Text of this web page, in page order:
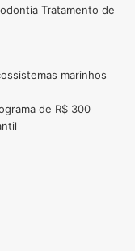
Tratamento de
marinhos
de R$ 300